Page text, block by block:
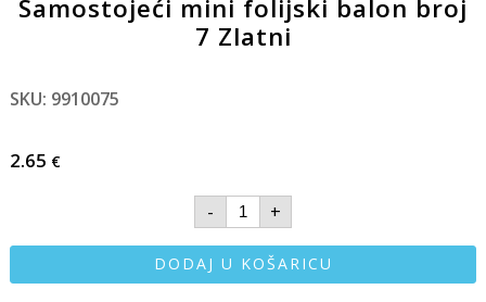
Samostojeći mini folijski balon broj
7 Zlatni
SKU: 9910075
2.65 €
- +
DODAJ U KOŠARICU